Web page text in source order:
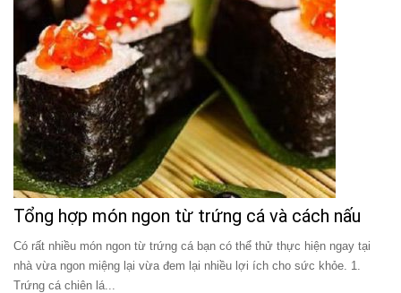
Tổng hợp món ngon từ trứng cá và cách nấu
Có rất nhiều món ngon từ trứng cá bạn có thể thử thực hiện ngay tại
nhà vừa ngon miệng lại vừa đem lại nhiều lợi ích cho sức khỏe. 1.
Trứng cá chiên lá...